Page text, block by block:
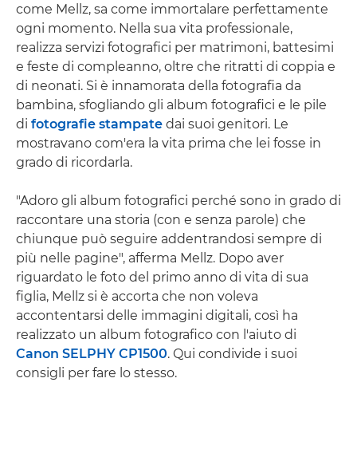
come Mellz, sa come immortalare perfettamente
ogni momento. Nella sua vita professionale,
realizza servizi fotografici per matrimoni, battesimi
e feste di compleanno, oltre che ritratti di coppia e
di neonati. Si è innamorata della fotografia da
bambina, sfogliando gli album fotografici e le pile
di fotografie stampate dai suoi genitori. Le
mostravano com'era la vita prima che lei fosse in
grado di ricordarla.
"Adoro gli album fotografici perché sono in grado di
raccontare una storia (con e senza parole) che
chiunque può seguire addentrandosi sempre di
più nelle pagine", afferma Mellz. Dopo aver
riguardato le foto del primo anno di vita di sua
figlia, Mellz si è accorta che non voleva
accontentarsi delle immagini digitali, così ha
realizzato un album fotografico con l'aiuto di
Canon SELPHY CP1500. Qui condivide i suoi
consigli per fare lo stesso.